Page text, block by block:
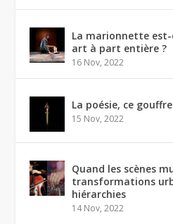
La marionnette
art à part entière ?
16 Nov, 2022
La poésie, ce
15 Nov, 2022
Quand les scènes
transformations
hiérarchies
14 Nov, 2022